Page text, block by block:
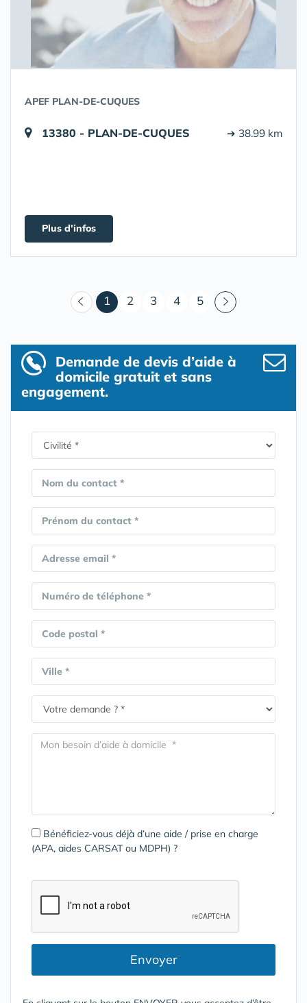
APEF PLAN-DE-CUQUES
13380 - PLAN-DE-CUQUES ➔ 38.99 km
Plus d'infos
1 (courant)
2 3 4 5
Demande de devis d’aide à
domicile gratuit et sans
engagement.
Nom du contact *
Prénom du contact *
Adresse email *
Numéro de téléphone *
Code postal *
Ville *
Bénéficiez-vous déjà d’une aide / prise en charge
(APA, aides CARSAT ou MDPH) ?
Envoyer